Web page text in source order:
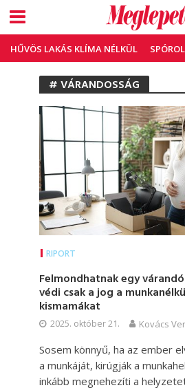
HŰVÖS LAKÁS KLÍMA NÉLKÜL
# VÁRANDOSSÁG
RIPORT
Felmondhatnak egy
védi csak a jog a
kismamákat
2025. október 21. Kovács
Sosem könnyű, ha az ember
a munkáját, kirúgják a
inkább megnehezíti a